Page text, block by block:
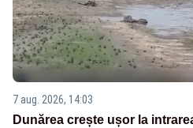
7 aug. 2026, 14:03
Dunărea crește ușor la